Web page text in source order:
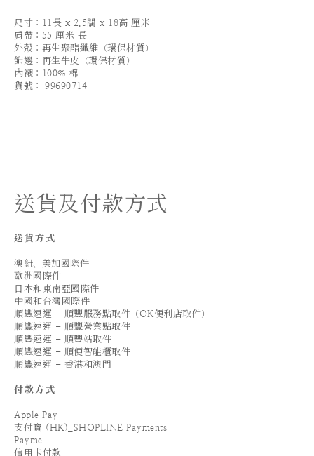
尺寸：11長 x 2.5闊 x 18高 厘米
肩帶：55 厘米 長
外殼：再生聚酯纖維（環保材質）
飾邊：再生牛皮（環保材質）
內襯：100% 棉
貨號： 99690714
送貨及付款方式
送貨方式
澳紐、美加國際件
歐洲國際件
日本和東南亞國際件
中國和台灣國際件
順豐速運 - 順豐服務點取件（OK便利店取件）
順豐速運 - 順豐營業點取件
順豐速運 - 順豐站取件
順豐速運 - 順便智能櫃取件
順豐速運 - 香港和澳門
付款方式
Apple Pay
支付寶 (HK)_SHOPLINE Payments
Payme
信用卡付款